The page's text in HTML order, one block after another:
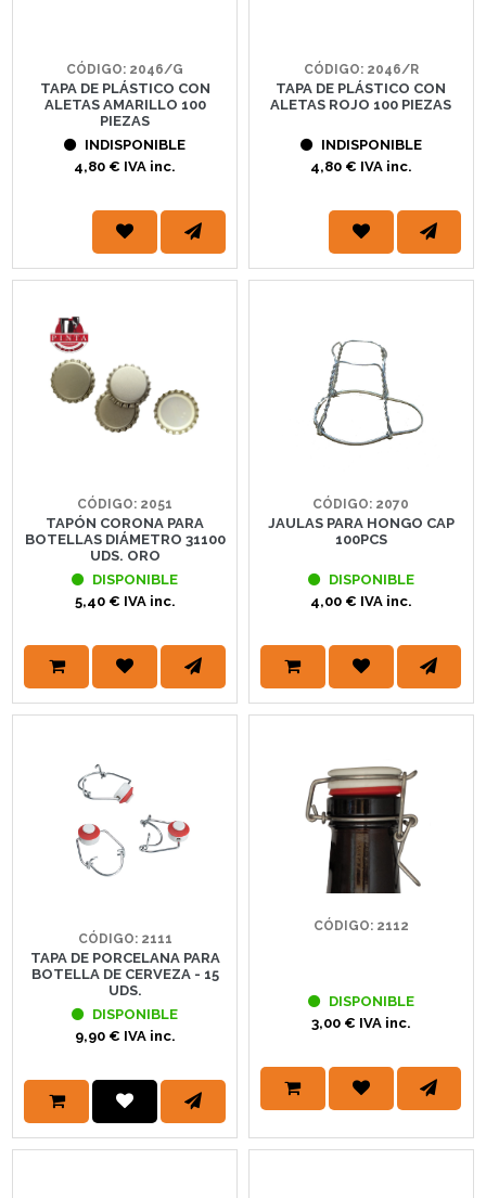
CÓDIGO: 2046/G
TAPA DE PLÁSTICO CON
ALETAS AMARILLO 100
PIEZAS
INDISPONIBLE
4,80 € IVA inc.
CÓDIGO: 2046/R
TAPA DE PLÁSTICO CON
ALETAS ROJO 100 PIEZAS
INDISPONIBLE
4,80 € IVA inc.
CÓDIGO: 2051
TAPÓN CORONA PARA
BOTELLAS DIÁMETRO 31100
UDS. ORO
DISPONIBLE
5,40 € IVA inc.
CÓDIGO: 2070
JAULAS PARA HONGO CAP
100PCS
DISPONIBLE
4,00 € IVA inc.
CÓDIGO: 2111
TAPA DE PORCELANA PARA
BOTELLA DE CERVEZA - 15
UDS.
DISPONIBLE
9,90 € IVA inc.
CÓDIGO: 2112
DISPONIBLE
3,00 € IVA inc.